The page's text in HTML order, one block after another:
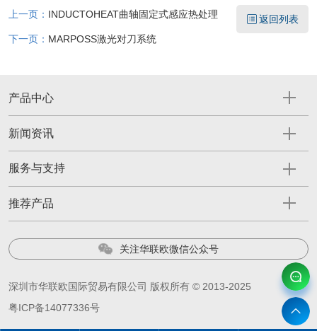
上一页： INDUCTOHEAT曲轴固定式感应热处理
下一页： MARPOSS激光对刀系统
返回列表
产品中心
新闻资讯
服务与支持
推荐产品
关注华联欧微信公众号
深圳市华联欧国际贸易有限公司 版权所有 © 2013-2025
粤ICP备14077336号